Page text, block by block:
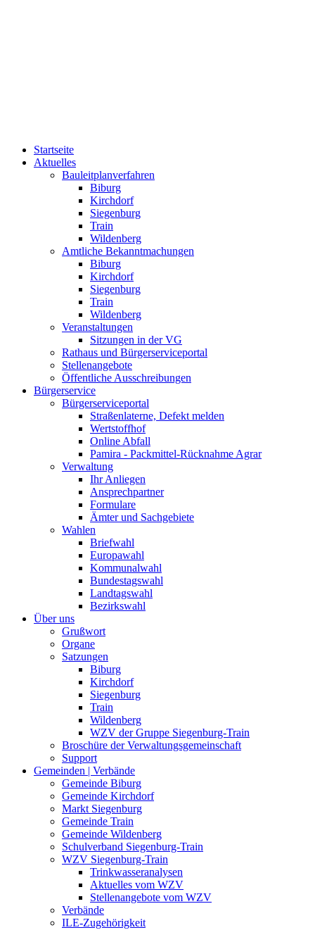
Startseite
Aktuelles
Bauleitplanverfahren
Biburg
Kirchdorf
Siegenburg
Train
Wildenberg
Amtliche Bekanntmachungen
Biburg
Kirchdorf
Siegenburg
Train
Wildenberg
Veranstaltungen
Sitzungen in der VG
Rathaus und Bürgerserviceportal
Stellenangebote
Öffentliche Ausschreibungen
Bürgerservice
Bürgerserviceportal
Straßenlaterne, Defekt melden
Wertstoffhof
Online Abfall
Pamira - Packmittel-Rücknahme Agrar
Verwaltung
Ihr Anliegen
Ansprechpartner
Formulare
Ämter und Sachgebiete
Wahlen
Briefwahl
Europawahl
Kommunalwahl
Bundestagswahl
Landtagswahl
Bezirkswahl
Über uns
Grußwort
Organe
Satzungen
Biburg
Kirchdorf
Siegenburg
Train
Wildenberg
WZV der Gruppe Siegenburg-Train
Broschüre der Verwaltungsgemeinschaft
Support
Gemeinden | Verbände
Gemeinde Biburg
Gemeinde Kirchdorf
Markt Siegenburg
Gemeinde Train
Gemeinde Wildenberg
Schulverband Siegenburg-Train
WZV Siegenburg-Train
Trinkwasseranalysen
Aktuelles vom WZV
Stellenangebote vom WZV
Verbände
ILE-Zugehörigkeit